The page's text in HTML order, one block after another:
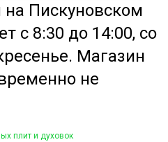
на Пискуновском
с 8:30 до 14:00, со
Магазин
не
плит и духовок